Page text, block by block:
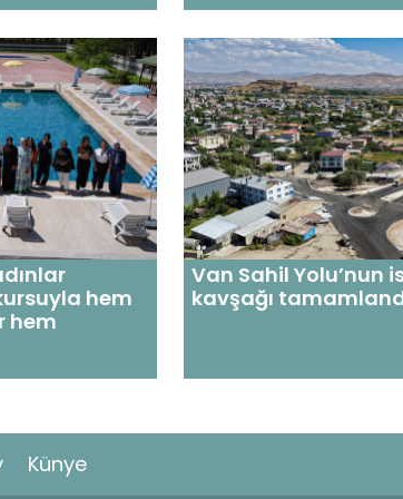
hem
hem
Van Sahil Yolu’nun
kavşağı
Künye